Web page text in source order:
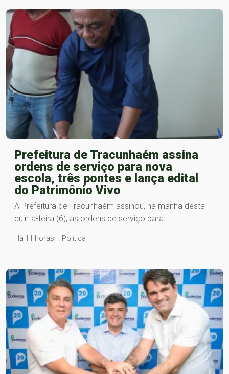
Prefeitura de Tracunhaém assina
ordens de serviço para nova
escola, três pontes e lança edital
do Patrimônio Vivo
A Prefeitura de Tracunhaém assinou, na manhã desta
quinta-feira (6), as ordens de serviço para…
Há 11 horas – Política